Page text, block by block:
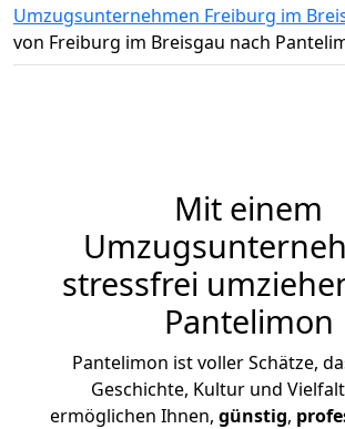
Umzugsunternehmen Freiburg im
von Freiburg im Breisgau nach
Mit einem
stressfrei
Pantelimon
Pantelimon ist voller Schätze,
Geschichte, Kultur und
ermöglichen Ihnen, günstig,